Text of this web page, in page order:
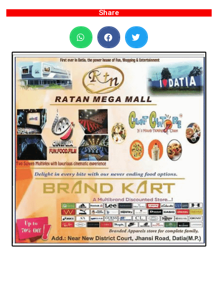
Share